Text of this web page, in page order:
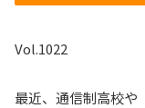
Vol.1022
最近、通信制高校や